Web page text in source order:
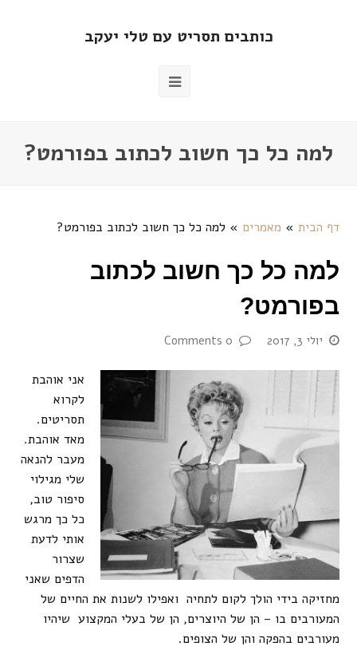
כותבים תסריט עם טלי יעקב
למה כל כך חשוב לכתוב בפורמט?
דף הבית » מאמרים » למה כל כך חשוב לכתוב בפורמט?
למה כל כך חשוב לכתוב
בפורמט?
יולי 3, 2017 0 Comments
אני אוהבת
לקרוא
תסריטים.
מאד אוהבת.
מעבר להנאה
שלי מגילוי
סיפור טוב,
כל כך מרגש
אותי לדעת
שצרור
הדפים שאני
מחזיקה בידי הולך לקום לתחיה ואפילו לשנות את החיים של
המעורבים בו – הן של היוצרים, הן של בעלי המקצוע שיהיו
מעורבים בהפקה והן של הצופים.